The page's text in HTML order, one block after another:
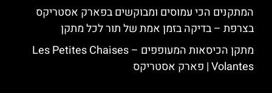
המתקנים הכי עמוסים ומבוקשים בפארק אסטריקס
בצרפת – בדיקה בזמן אמת של תור לכל מתקן
מתקן הכיסאות המעופפים – Les Petites Chaises
Volantes | פארק אסטריקס